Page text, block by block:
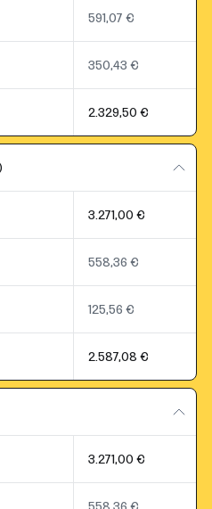
591,07 €
350,43 €
2.329,50 €
3.271,00 €
558,36 €
125,56 €
2.587,08 €
3.271,00 €